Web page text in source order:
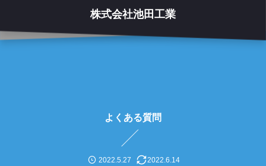
株式会社池田工業
よくある質問
2022.5.27 2022.6.14